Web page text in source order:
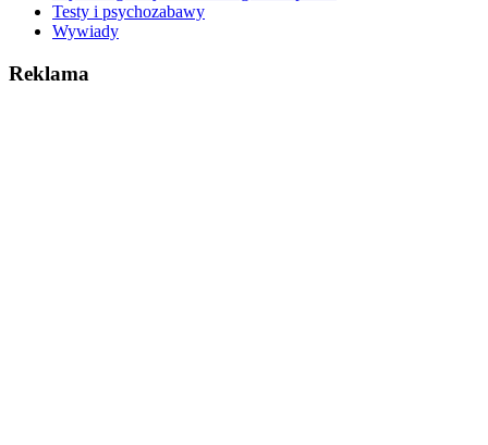
Testy i psychozabawy
Wywiady
Reklama